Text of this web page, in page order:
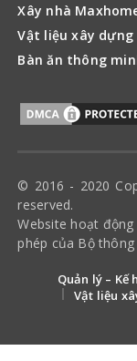
Xây nhà
Vật liệu xây dựng
Bàn ăn thông
© 2016 - 2020
reserved.
Website hoạt
phép của Bộ
Quản lý – Kế
Vật liệu